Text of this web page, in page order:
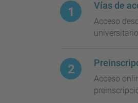
Vías de
Acceso
Acceso